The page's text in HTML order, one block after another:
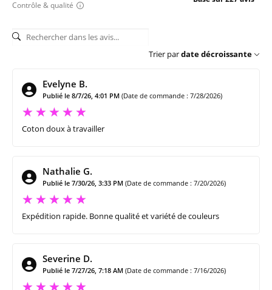
Contrôle & qualité
Trier pardate décroissante
Evelyne B.
Publié le 8/7/26, 4:01 PM (Date de commande : 7/28/2026)
Coton doux à travailler
Nathalie G.
Publié le 7/30/26, 3:33 PM (Date de commande : 7/20/2026)
Expédition rapide. Bonne qualité et variété de couleurs
Severine D.
Publié le 7/27/26, 7:18 AM (Date de commande : 7/16/2026)